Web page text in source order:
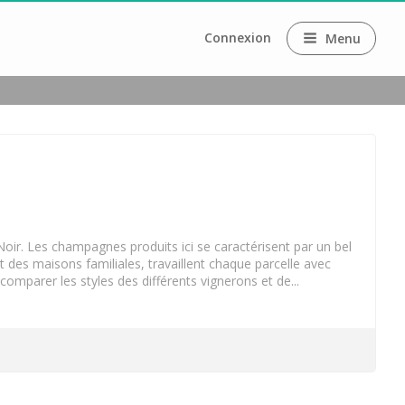
Connexion Menu
Les champagnes produits ici se caractérisent par un bel
maisons familiales, travaillent chaque parcelle avec
les styles des différents vignerons et de...